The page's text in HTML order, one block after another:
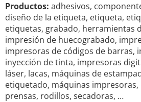
Productos: adhesivos,
diseño de la etiqueta, etiqueta,
etiquetas, grabado, herramientas
impresión de huecograbado,
impresoras de códigos de barras,
inyección de tinta, impresoras
láser, lacas, máquinas de
etiquetado, máquinas
prensas, rodillos, secadoras, …